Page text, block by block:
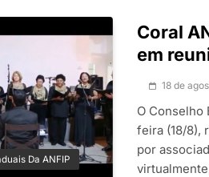
Da ANFIP
Coral
em
18 de
O Conselho
feira (18/8),
por